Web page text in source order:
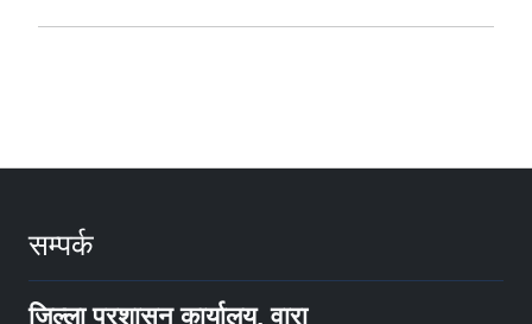
सम्पर्क
जिल्ला प्रशासन कार्यालय, वारा